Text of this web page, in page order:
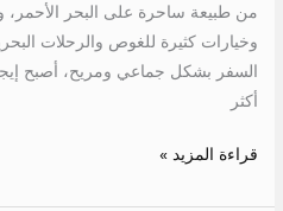
من طبيعة ساحرة على البحر
وخيارات كثيرة للغوص والرحلات
أكثر
قراءة المزيد »